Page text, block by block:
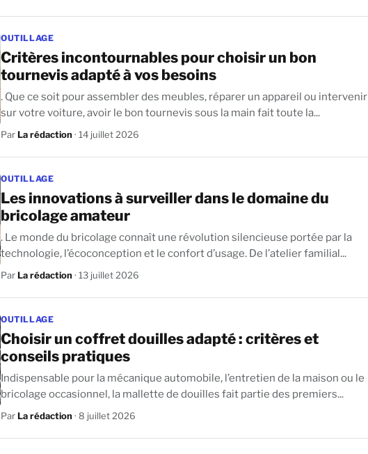
OUTILLAGE
Critères incontournables pour choisir un bon
tournevis adapté à vos besoins
. Que ce soit pour assembler des meubles, réparer un appareil ou intervenir
sur votre voiture, avoir le bon tournevis sous la main fait toute la...
Par La rédaction · 14 juillet 2026
OUTILLAGE
Les innovations à surveiller dans le domaine du
bricolage amateur
. Le monde du bricolage connaît une révolution silencieuse portée par la
technologie, l’écoconception et le confort d’usage. De l’atelier familial...
Par La rédaction · 13 juillet 2026
OUTILLAGE
Choisir un coffret douilles adapté : critères et
conseils pratiques
Indispensable pour la mécanique automobile, l’entretien de la maison ou le
bricolage occasionnel, la mallette de douilles fait partie des premiers...
Par La rédaction · 8 juillet 2026